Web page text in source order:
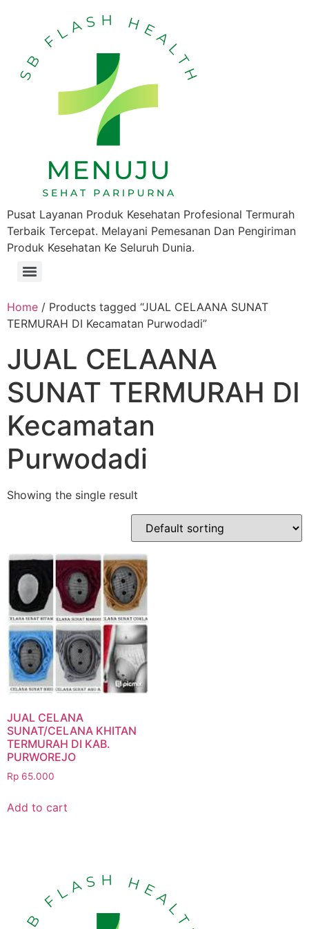
Pusat Layanan Produk Kesehatan Profesional Termurah
Terbaik Tercepat. Melayani Pemesanan Dan Pengiriman
Produk Kesehatan Ke Seluruh Dunia.
Home / Products tagged “JUAL CELAANA SUNAT
TERMURAH DI Kecamatan Purwodadi”
JUAL CELAANA
SUNAT TERMURAH DI
Kecamatan
Purwodadi
Showing the single result
JUAL CELANA
SUNAT/CELANA KHITAN
TERMURAH DI KAB.
PURWOREJO
Rp 65.000
Add to cart